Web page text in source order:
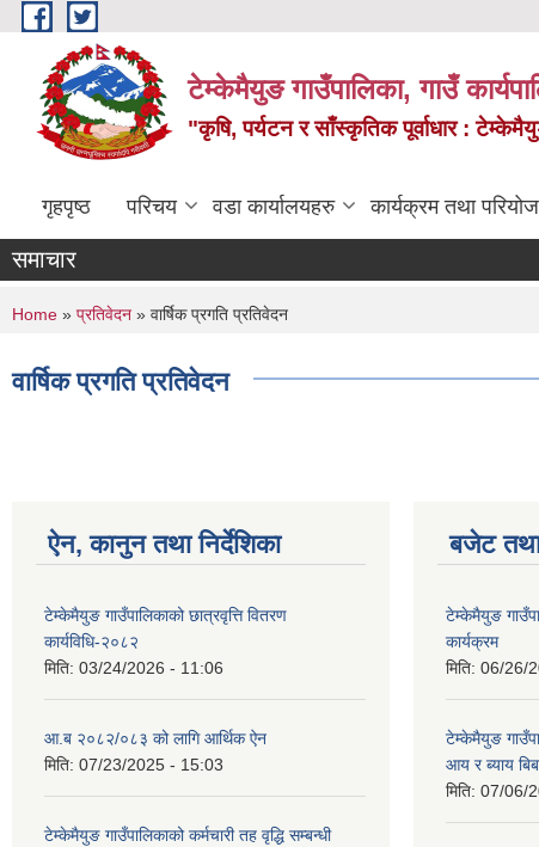
Skip to main content
टेम्केमैयुङ गाउँपालिका, गाउँ
"कृषि, पर्यटन र साँस्कृतिक पूर्वाधार :
गृहपृष्ठ परिचय वडा कार्यालयहरु कार्यक्रम तथा
समाचार
You are here
Home » प्रतिवेदन » वार्षिक प्रगति प्रतिवेदन
वार्षिक प्रगति प्रतिवेदन
ऐन, कानुन तथा निर्देशिका
टेम्केमैयुङ गाउँपालिकाको छात्रवृत्ति वितरण
कार्यविधि-२०८२
मिति: 03/24/2026 - 11:06
आ.ब २०८२/०८३ को लागि आर्थिक ऐन
मिति: 07/23/2025 - 15:03
टेम्केमैयुङ गाउँपालिकाको कर्मचारी तह वृद्धि सम्बन्धी
बजेट
टेम्केमैयुङ
कार्यक्रम
मिति: 06/26/
टेम्केमैयुङ
आय र ब्याय
मिति: 07/06/